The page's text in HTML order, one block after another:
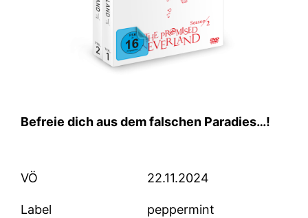
Befreie dich aus dem falschen Paradies…!
VÖ 22.11.2024
Label peppermint